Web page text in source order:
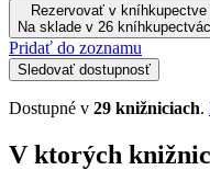
Rezervovať v kníhkupectve
Na sklade v 26
Pridať do zoznamu
Sledovať dostupnosť
Dostupné v 29 knižniciach.
V ktorých